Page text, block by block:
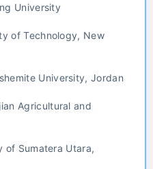
University
of Technology, New
University, Jordan
Agricultural and
of Sumatera Utara,